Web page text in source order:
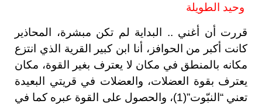
وحيد الطويلة
قررت أن أغني .. البداية لم تكن مبشرة، المحاذير
كانت أكبر من الحوافز، أنا ابن كبير القرية الذي انتزع
مكانه بالمنطق في مكان لا يعترف بغير القوة، مكان
يعترف بقوة العضلات، والعضلات في قريتي البعيدة
تعني “النبّوت”(1)، والحصول على القوة عبره كما في